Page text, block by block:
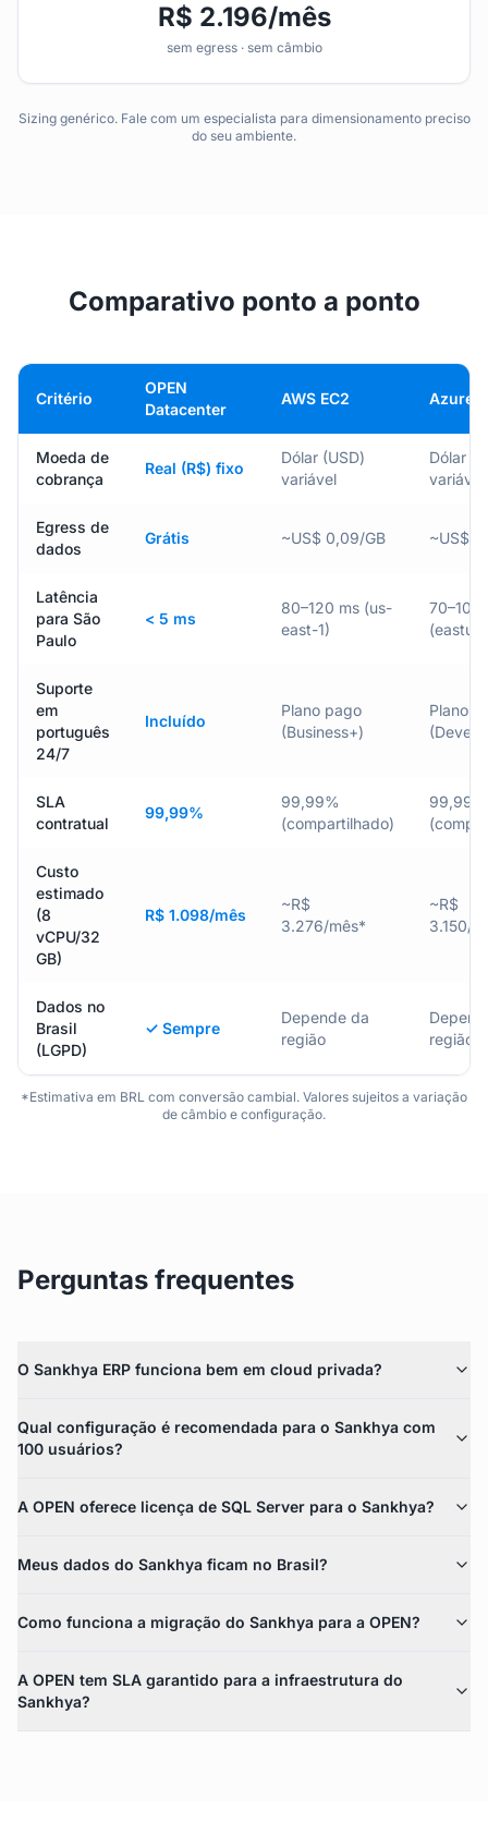
R$ 2.196/mês
sem egress · sem câmbio
Sizing genérico. Fale com um especialista para dimensionamento preciso
do seu ambiente.
Comparativo ponto a ponto
Critério
OPEN
Datacenter
AWS EC2 Azure
Moeda de
cobrança
Real (R$) fixo
Dólar (USD)
variável
Dólar
variável
Egress de
dados
Grátis ~US$ 0,09/GB ~US$
Latência
para São
Paulo
< 5 ms
80–120 ms (us-
east-1)
70–100
(eastus)
Suporte
em
português
24/7
Incluído
Plano pago
(Business+)
Plano
SLA
contratual
99,99%
99,99%
(compartilhado)
99,99%
Custo
estimado
(8
vCPU/32
GB)
R$ 1.098/mês
~R$
3.276/mês*
~R$
3.150/
Dados no
Brasil
(LGPD)
✓ Sempre
Depende da
região
região
*Estimativa em BRL com conversão cambial. Valores sujeitos a variação
de câmbio e configuração.
Perguntas frequentes
O Sankhya ERP funciona bem em cloud privada?
Qual configuração é recomendada para o Sankhya com
100 usuários?
A OPEN oferece licença de SQL Server para o Sankhya?
Meus dados do Sankhya ficam no Brasil?
Como funciona a migração do Sankhya para a OPEN?
A OPEN tem SLA garantido para a infraestrutura do
Sankhya?